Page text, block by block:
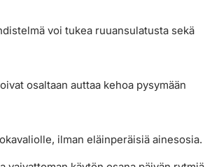
voi tukea ruuansulatusta sekä
osaltaan auttaa kehoa pysymään
ilman eläinperäisiä ainesosia.